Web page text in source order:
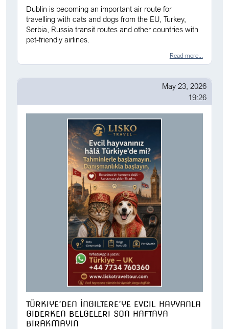
Dublin is becoming an important air route for
travelling with cats and dogs from the EU, Turkey,
Serbia, Russia transit routes and other countries with
pet-friendly airlines.
Read more...
May 23, 2026
19:26
TÜRKIYE’DEN İNGILTERE’YE EVCIL HAYVANLA
GIDERKEN BELGELERI SON HAFTAYA
BIRAKMAYIN